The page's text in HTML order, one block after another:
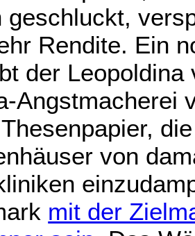
geschluckt,
Rendite. Ein
der
Angstmacherei
von
mit der